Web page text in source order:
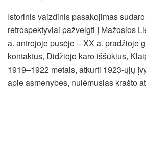
Istorinis vaizdinis pasakojimas
retrospektyviai pažvelgti į Mažosios
a. antrojoje pusėje – XX a. pradžioje
kontaktus, Didžiojo karo iššūkius,
1919–1922 metais, atkurti 1923-ųjų
apie asmenybes, nulėmusias krašto